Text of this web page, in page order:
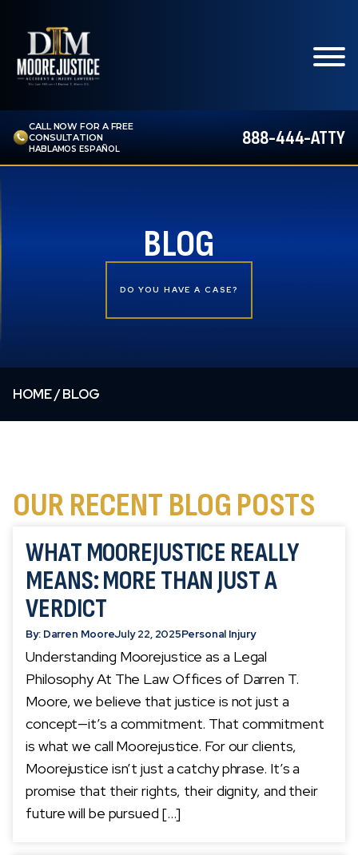
CALL NOW FOR A FREE
CONSULTATION
HABLAMOS ESPAÑOL 888-444-ATTY
BLOG
DO YOU HAVE A CASE?
HOME/BLOG
OUR RECENT BLOG POSTS
WHAT MOOREJUSTICE REALLY
MEANS: MORE THAN JUST A
VERDICT
By: Darren MooreJuly 22, 2025Personal Injury
Understanding Moorejustice as a Legal
Philosophy At The Law Offices of Darren T.
Moore, we believe that justice is not just a
concept—it’s a commitment. That commitment
is what we call Moorejustice. For our clients,
Moorejustice isn’t just a catchy phrase. It’s a
promise that their rights, their dignity, and their
future will be pursued […]